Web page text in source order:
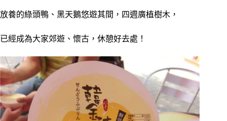
放養的綠頭鴨、黑天鵝悠遊其間，四週廣植樹木，
已經成為大家郊遊、懷古，休憩好去處！